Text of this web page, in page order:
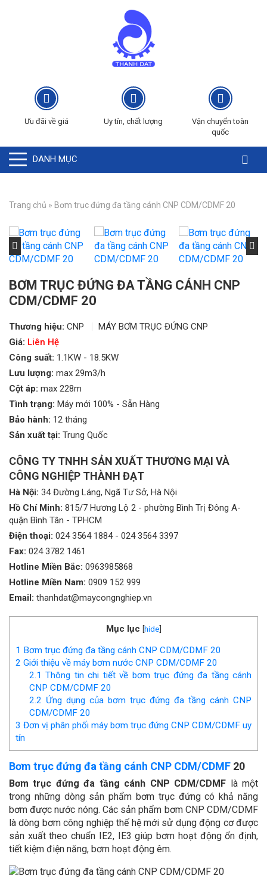
Ưu đãi về giá Uy tín, chất lượng
Vận chuyển toàn
quốc
DANH MỤC
Trang chủ » Bơm trục đứng đa tầng cánh CNP CDM/CDMF 20
BƠM TRỤC ĐỨNG ĐA TẦNG CÁNH CNP
CDM/CDMF 20
Thương hiệu: CNP
MÁY BƠM TRỤC ĐỨNG CNP
Giá: Liên Hệ
Công suất: 1.1KW - 18.5KW
Lưu lượng: max 29m3/h
Cột áp: max 228m
Tình trạng: Máy mới 100% - Sẵn Hàng
Bảo hành: 12 tháng
Sản xuất tại: Trung Quốc
CÔNG TY TNHH SẢN XUẤT THƯƠNG MẠI VÀ
CÔNG NGHIỆP THÀNH ĐẠT
Hà Nội: 34 Đường Láng, Ngã Tư Sở, Hà Nội
Hồ Chí Minh: 815/7 Hương Lộ 2 - phường Bình Trị Đông A-
quận Bình Tân - TPHCM
Điện thoại: 024 3564 1884- 024 3564 3397
Fax: 024 3782 1461
Hotline Miền Bắc: 0963985868
Hotline Miền Nam: 0909 152 999
Email: thanhdat@maycongnghiep.vn
Mục lục [hide]
1 Bơm trục đứng đa tầng cánh CNP CDM/CDMF 20
2 Giới thiệu về máy bơm nước CNP CDM/CDMF 20
2.1 Thông tin chi tiết về bơm trục đứng đa tầng cánh
CNP CDM/CDMF 20
2.2 Ứng dụng của bơm trục đứng đa tầng cánh CNP
CDM/CDMF 20
3 Đơn vị phân phối máy bơm trục đứng CNP CDM/CDMF uy
tín
Bơm trục đứng đa tầng cánh CNP CDM/CDMF 20
Bơm trục đứng đa tầng cánh CNP CDM/CDMF là một
trong những dòng sản phẩm bơm trục đứng có khả năng
bơm được nước nóng. Các sản phẩm bơm CNP CDM/CDMF
là dòng bơm công nghiệp thế hệ mới sử dụng động cơ được
sản xuất theo chuẩn IE2, IE3 giúp bơm hoạt động ổn định,
tiết kiệm điện năng, bơm hoạt động êm.